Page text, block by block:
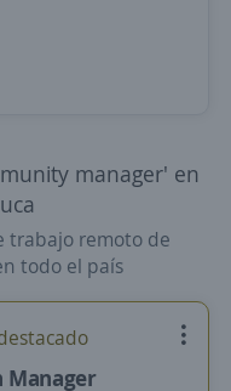
manager' en
trabajo remoto de
todo el país
Manager